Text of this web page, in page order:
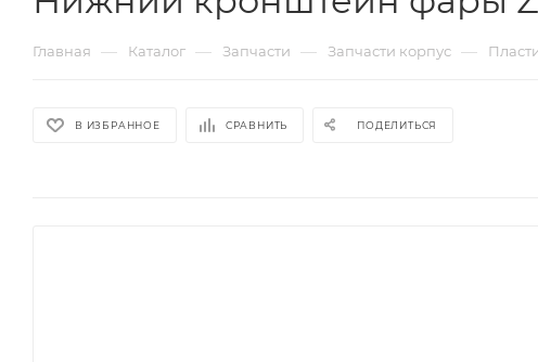
Главная — Каталог — Запчасти — Запчасти корпус —
В ИЗБРАННОЕ СРАВНИТЬ ПОДЕЛИТЬСЯ